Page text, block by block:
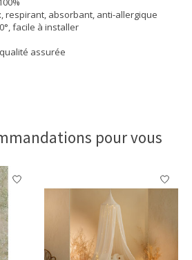
respirant, absorbant, anti-allergique
facile à installer
assurée
pour vous
de produits